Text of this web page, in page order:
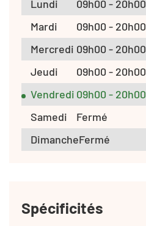
Lundi
09h00 - 20h00
Mardi
09h00 - 20h00
Mercredi 09h00 - 20h00
Jeudi
09h00 - 20h00
Vendredi 09h00 - 20h00
Samedi
Fermé
DimancheFermé
Spécificités